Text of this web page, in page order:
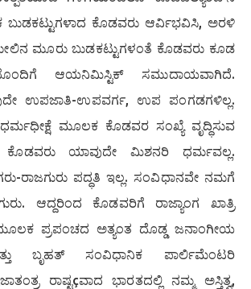
ಕೊಡವರು ಆರ್ವಿಭವಿಸಿ, ಅರಳಿ
ಮೂರು ಬುಡಕಟ್ಟುಗಳಂತೆ ಕೊಡವರು ಕೂಡ
ಆಯನಿಮಿಸ್ಟಿಕ್ ಸಮುದಾಯವಾಗಿದೆ.
ಉಪಜಾತಿ-ಉಪವರ್ಗ, ಉಪ ಪಂಗಡಗಳಿಲ್ಲ.
ಮೂಲಕ ಕೊಡವರ ಸಂಖ್ಯೆ ವೃದ್ಧಿಸುವ
ಕೊಡವರು ಯಾವುದೇ ಮಿಶನರಿ ಧರ್ಮವಲ್ಲ.
ರಾಜಗುರು ಪದ್ಧತಿ ಇಲ್ಲ. ಸಂವಿಧಾನವೇ ನಮಗೆ
ಆದ್ದರಿಂದ ಕೊಡವರಿಗೆ ರಾಜ್ಯಾಂಗ ಖಾತ್ರಿ
ಪ್ರಪಂಚದ ಅತ್ಯಂತ ದೊಡ್ಡ ಜನಾಂಗೀಯ
ಬೃಹತ್ ಸಂವಿಧಾನಿಕ ಪಾರ್ಲಿಮೆಂಟರಿ
ರಾಷ್ಟçವಾದ ಭಾರತದಲ್ಲಿ ನಮ್ಮ ಅಸ್ತಿತ್ವ,